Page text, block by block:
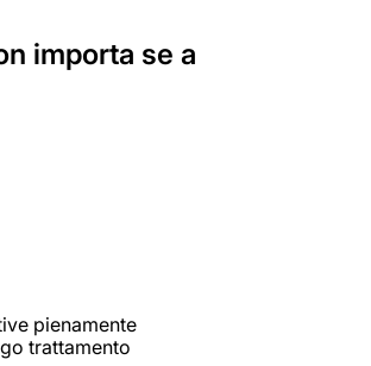
importa se a
pienamente
trattamento